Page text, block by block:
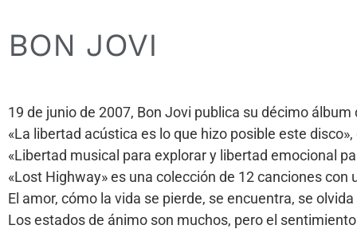
BON JOVI
19 de junio de 2007, Bon Jovi publica su décimo
«La libertad acústica es lo que hizo posible este
«Libertad musical para explorar y libertad emocional
«Lost Highway» es una colección de 12 canciones
El amor, cómo la vida se pierde, se encuentra, se
Los estados de ánimo son muchos, pero el